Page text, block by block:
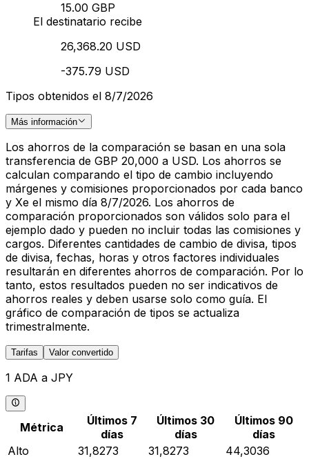
15.00 GBP
El destinatario recibe
26,368.20 USD
-375.79 USD
Tipos obtenidos el 8/7/2026
Más información
Los ahorros de la comparación se basan en una sola
transferencia de GBP 20,000 a USD. Los ahorros se
calculan comparando el tipo de cambio incluyendo
márgenes y comisiones proporcionados por cada banco
y Xe el mismo día 8/7/2026. Los ahorros de
comparación proporcionados son válidos solo para el
ejemplo dado y pueden no incluir todas las comisiones y
cargos. Diferentes cantidades de cambio de divisa, tipos
de divisa, fechas, horas y otros factores individuales
resultarán en diferentes ahorros de comparación. Por lo
tanto, estos resultados pueden no ser indicativos de
ahorros reales y deben usarse solo como guía. El
gráfico de comparación de tipos se actualiza
trimestralmente.
Tarifas Valor convertido
1 ADA a JPY
Métrica
Últimos 7
días
Últimos 30
días
Últimos 90
días
Alto
31,8273 31,8273
44,3036